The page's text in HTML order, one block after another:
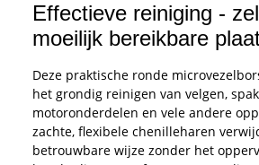
Effectieve reiniging -
moeilijk bereikbare
Deze praktische ronde
het grondig reinigen van velgen,
motoronderdelen en vele andere
zachte, flexibele chenilleharen
betrouwbare wijze zonder het